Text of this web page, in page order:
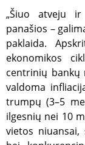
„Šiuo atveju
panašios –
paklaida.
ekonomikos
centrinių bankų
valdoma
trumpų (3–5
ilgesnių nei 10
vietos niuansai,
C
privatumo